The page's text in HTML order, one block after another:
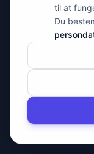
info@spyman.dk
Peter Bangs Vej
© 2026 cctvengros.dk
til at
Du